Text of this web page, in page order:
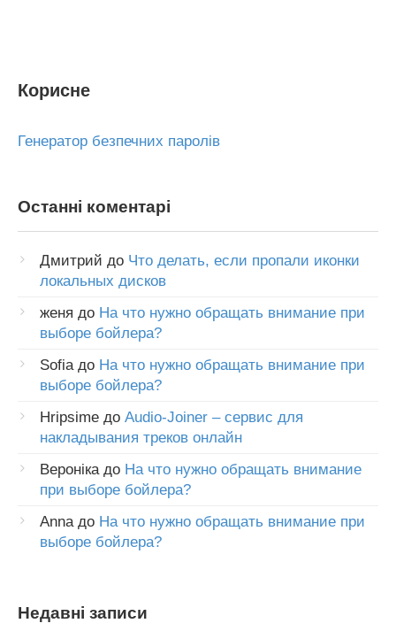
Корисне
Генератор безпечних паролів
Останні коментарі
Дмитрий до Что делать, если пропали иконки
локальных дисков
женя до На что нужно обращать внимание при
выборе бойлера?
Sofiaдо На что нужно обращать внимание при
выборе бойлера?
Hripsime до Audio-Joiner – сервис для
накладывания треков онлайн
Веронікадо На что нужно обращать внимание
при выборе бойлера?
Annaдо На что нужно обращать внимание при
выборе бойлера?
Недавні записи